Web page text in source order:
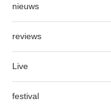
nieuws
reviews
Live
festival